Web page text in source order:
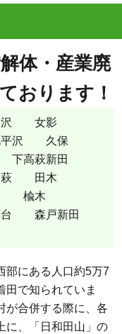
体・産業廃
おります！
女影
沢
久保
下高萩新田
田木
楡木
森戸新田
部にある人口約5万7
田で知られていま
が合併する際に、各
に、「日和田山」の